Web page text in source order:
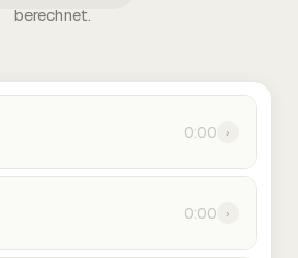
berechnet.
0:00 ›
0:00 ›